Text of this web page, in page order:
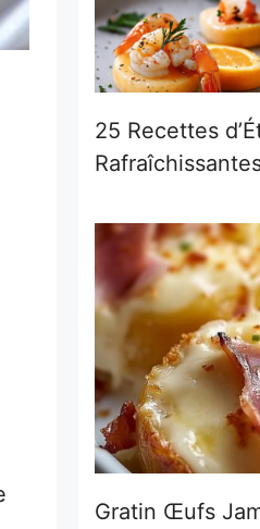
25 Recettes
Gratin Œufs